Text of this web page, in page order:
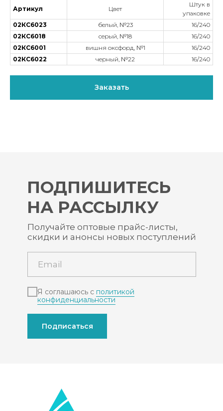
Артикул Цвет
Штук в
упаковке
02КС6023
белый, №23
16/240
02КС6018
серый, №18
16/240
02КС6001
вишня оксфорд, №1
16/240
02КС6022
черный, №22 16/240
Заказать
ПОДПИШИТЕСЬ
НА РАССЫЛКУ
Получайте оптовые прайс-листы,
скидки и анонсы новых поступлений
Я соглашаюсь с политикой
конфиденциальности
Подписаться